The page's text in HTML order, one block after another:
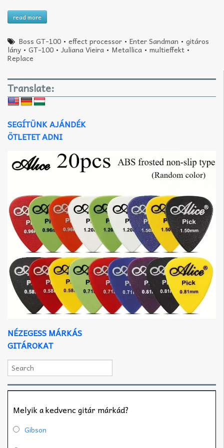
read more
Boss GT-100 •effect processor •Enter Sandman •gitáros
lány • GT-100 • Juliana Vieira • Metallica • multieffekt •
Replace
Translate:
SEGÍTÜNK AJÁNDÉK
ÖTLETET ADNI
NÉZEGESS MÁRKÁS
GITÁROKAT
Melyik a kedvenc gitár márkád?
Gibson